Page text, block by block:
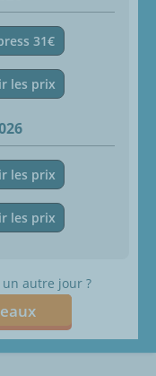
31€
les prix
les prix
les prix
autre jour ?